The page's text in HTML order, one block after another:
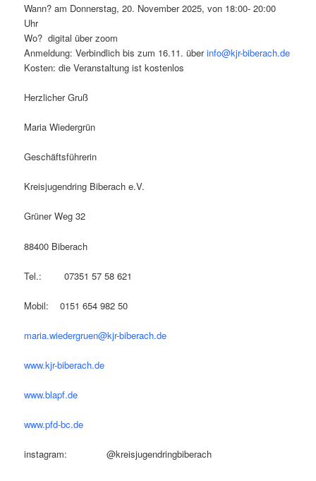
Wann? am Donnerstag, 20. November 2025, von 18:00- 20:00
Uhr
Wo? digital über zoom
Anmeldung: Verbindlich bis zum 16.11. überinfo@kjr-biberach.de
Kosten: die Veranstaltung ist kostenlos
Herzlicher Gruß
Maria Wiedergrün
Geschäftsführerin
Kreisjugendring Biberach e.V.
Grüner Weg 32
88400 Biberach
Tel.: 07351 57 58 621
Mobil: 0151 654 982 50
maria.wiedergruen@kjr-biberach.de
www.kjr-biberach.de
www.blapf.de
www.pfd-bc.de
instagram: @kreisjugendringbiberach